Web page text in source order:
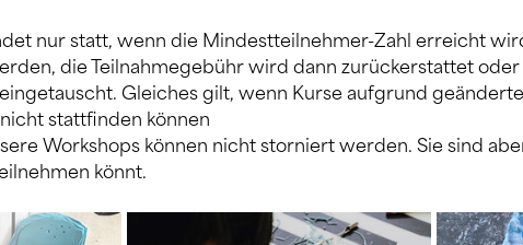
nur statt, wenn die Mindestteilnehmer-Zahl erreicht
die Teilnahmegebühr wird dann zurückerstattet
Gleiches gilt, wenn Kurse aufgrund
stattfinden können
Workshops können nicht storniert werden. Sie sind
könnt.